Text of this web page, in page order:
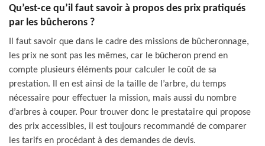
Qu’est-ce qu’il faut savoir à propos des prix pratiqués
par les bûcherons ?
Il faut savoir que dans le cadre des missions de bûcheronnage,
les prix ne sont pas les mêmes, car le bûcheron prend en
compte plusieurs éléments pour calculer le coût de sa
prestation. Il en est ainsi de la taille de l’arbre, du temps
nécessaire pour effectuer la mission, mais aussi du nombre
d’arbres à couper. Pour trouver donc le prestataire qui propose
des prix accessibles, il est toujours recommandé de comparer
les tarifs en procédant à des demandes de devis.